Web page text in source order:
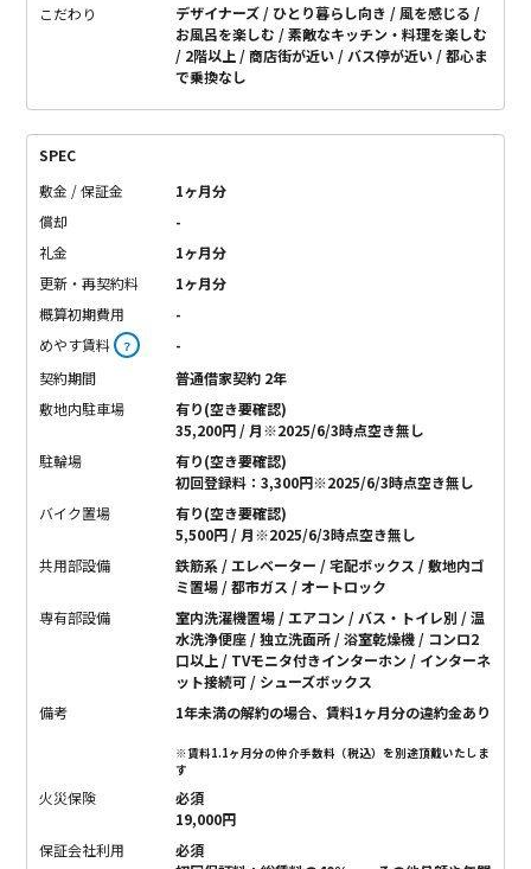
こだわり デザイナーズ ひとり暮らし向き
風を感じる
お風呂を楽しむ
素敵なキッチン・料理を楽しむ
2階以上
商店街が近い バス停が近い
都心ま
で乗換なし
SPEC
敷金 / 保証金
1ヶ月分
償却
-
礼金
1ヶ月分
更新・再契約料
1ヶ月分
概算初期費用
-
めやす賃料 ？
-
契約期間
普通借家契約 2年
敷地内駐車場
有り(空き要確認)
35,200円 / 月※2025/6/3時点空き無し
駐輪場
有り(空き要確認)
初回登録料：3,300円※2025/6/3時点空き無し
バイク置場
有り(空き要確認)
5,500円 / 月※2025/6/3時点空き無し
共用部設備
鉄筋系 / エレベーター / 宅配ボックス / 敷地内ゴ
ミ置場 / 都市ガス / オートロック
専有部設備
室内洗濯機置場 / エアコン / バス・トイレ別 / 温
水洗浄便座 / 独立洗面所 / 浴室乾燥機 / コンロ2
口以上 / TVモニタ付きインターホン / インターネ
ット接続可 / シューズボックス
備考
1年未満の解約の場合、賃料1ヶ月分の違約金あり
※賃料1.1ヶ月分の仲介手数料（税込）を別途頂戴いたしま
す
火災保険
必須
19,000円
保証会社利用
必須